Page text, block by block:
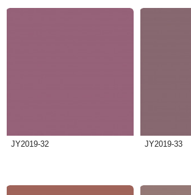
JY2019-32 JY2019-33